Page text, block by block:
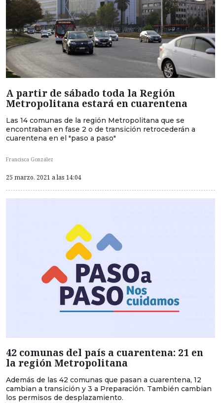
A partir de sábado toda la Región
Metropolitana estará en cuarentena
Las 14 comunas de la región Metropolitana que se
encontraban en fase 2 o de transición retrocederán a
cuarentena en el "paso a paso"
Francisca González
25 marzo, 2021 a las 14:04
42 comunas del país a cuarentena: 21 en
la región Metropolitana
Además de las 42 comunas que pasan a cuarentena, 12
cambian a transición y 3 a Preparación. También cambian
los permisos de desplazamiento.